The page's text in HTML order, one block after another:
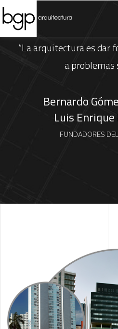
“La arquitectura es dar
a problemas
Bernardo
Luis
FUNDADORES